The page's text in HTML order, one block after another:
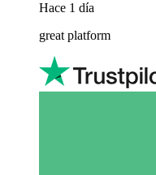
Hace 1 día
great platform